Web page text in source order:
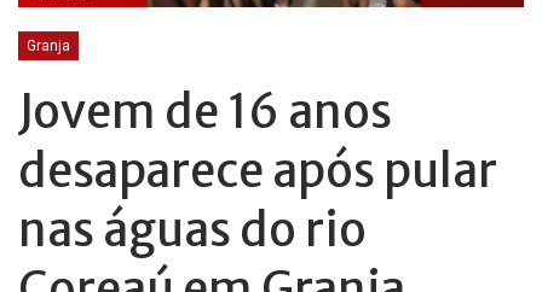
Granja
Jovem de 16 anos
desaparece após pular
nas águas do rio